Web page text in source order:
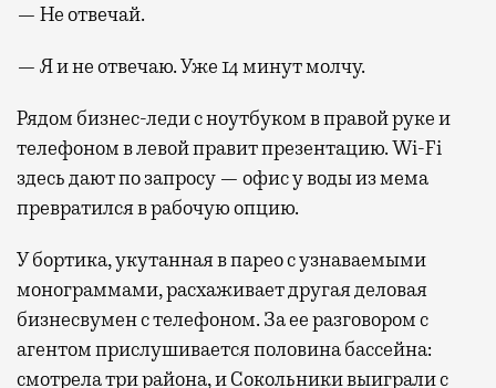
— Не отвечай.
— Я и не отвечаю. Уже 14 минут молчу.
Рядом бизнес-леди с ноутбуком в правой руке и
телефоном в левой правит презентацию. Wi-Fi
здесь дают по запросу — офис у воды из мема
превратился в рабочую опцию.
У бортика, укутанная в парео с узнаваемыми
монограммами, расхаживает другая деловая
бизнесвумен с телефоном. За ее разговором с
агентом прислушивается половина бассейна:
смотрела три района, и Сокольники выиграли с